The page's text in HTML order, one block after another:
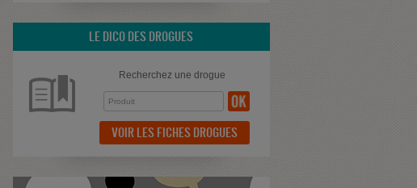
LE DICO DES DROGUES
Recherchez une drogue
VOIR LES FICHES DROGUES